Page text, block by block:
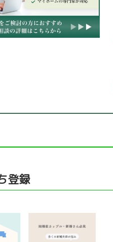
登録